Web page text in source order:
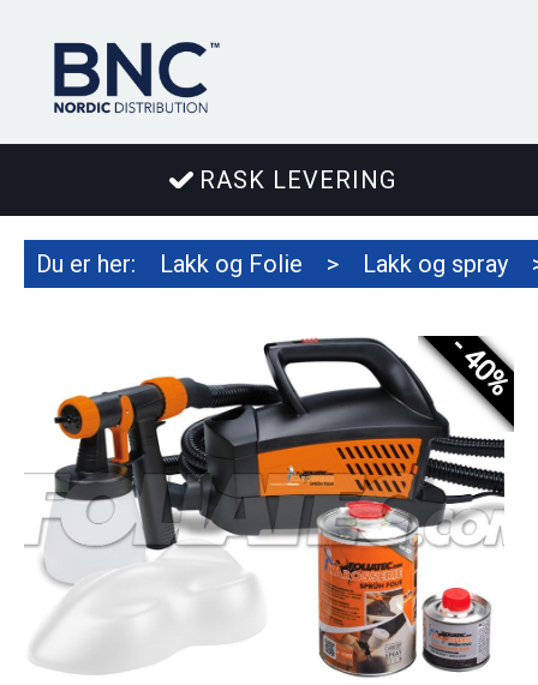
RASK LEVERING
Du er her: Lakk og Folie > Lakk og spray
- 40%